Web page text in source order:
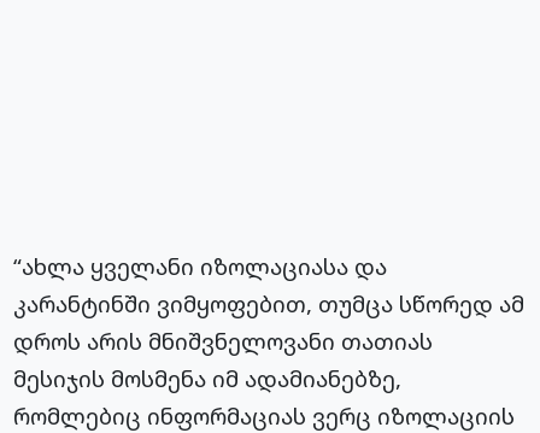
“ახლა ყველანი იზოლაციასა და
კარანტინში ვიმყოფებით, თუმცა სწორედ ამ
დროს არის მნიშვნელოვანი თათიას
მესიჯის მოსმენა იმ ადამიანებზე,
რომლებიც ინფორმაციას ვერც იზოლაციის